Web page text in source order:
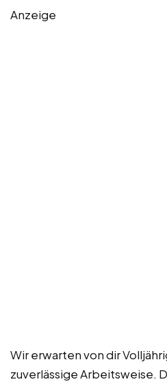
Anzeige
Wir erwarten von dir
zuverlässige Arbeitsweise.